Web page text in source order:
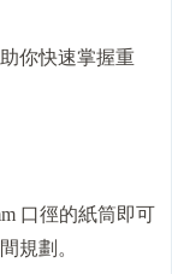
你快速掌握重
口徑的紙筒即可
規劃。